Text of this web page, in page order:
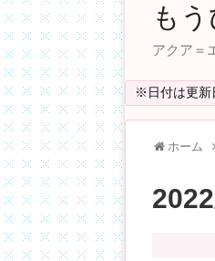
も
アクア＝
※日付は更新
ホーム